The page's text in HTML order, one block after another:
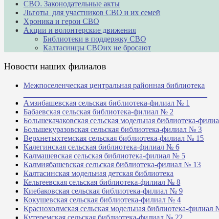
СВО. Законодательные акты
Льготы для участников СВО и их семей
Хроника и герои СВО
Акции и волонтерские движения
Библиотеки в поддержку СВО
Калтасинцы СВОих не бросают
Новости наших филиалов
Межпоселенческая центральная районная библиотека
Амзибашевская сельская библиотека-филиал № 1
Бабаевская сельская библиотека-филиал № 2
Большекачаковская сельская модельная библиотека-
Большекуразовская сельская библиотека-филиал № 3
Верхнетыхтемская сельская библиотека-филиал № 15
Калегинская сельская библиотека-филиал № 6
Калмашевская сельская библиотека-филиал № 5
Калмиябашевская сельская библиотека-филиал № 13
Калтасинская модельная детская библиотека
Кельтеевская сельская библиотека-филиал № 8
Киебаковская сельская библиотека-филиал № 9
Кокушевская сельская библиотека-филиал № 4
Краснохолмская сельская модельная библиотека-филиал